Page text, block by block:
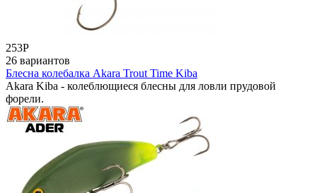
253Р
26 вариантов
Блесна колебалка Akara Trout Time Kiba
Akara Kiba - колеблющиеся блесны для ловли прудовой
форели.